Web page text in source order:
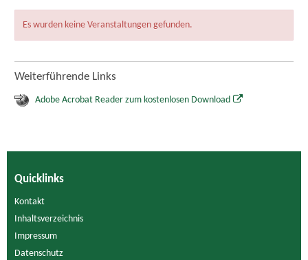
Es wurden keine Veranstaltungen gefunden.
Weiterführende Links
Adobe Acrobat Reader zum kostenlosen Download
Quicklinks
Kontakt
Inhaltsverzeichnis
Impressum
Datenschutz